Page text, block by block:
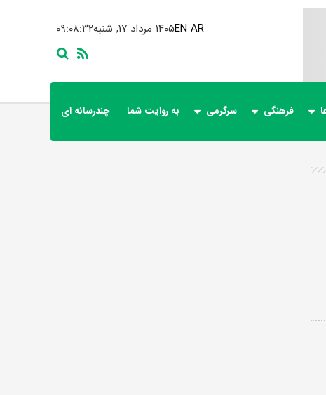
۰۹:۰۸:۳۳ ۱۴۰۵ مرداد ۱۷, شنبهEN AR
فرهنگی سرگرمی به روایت شما چندرسانه ای